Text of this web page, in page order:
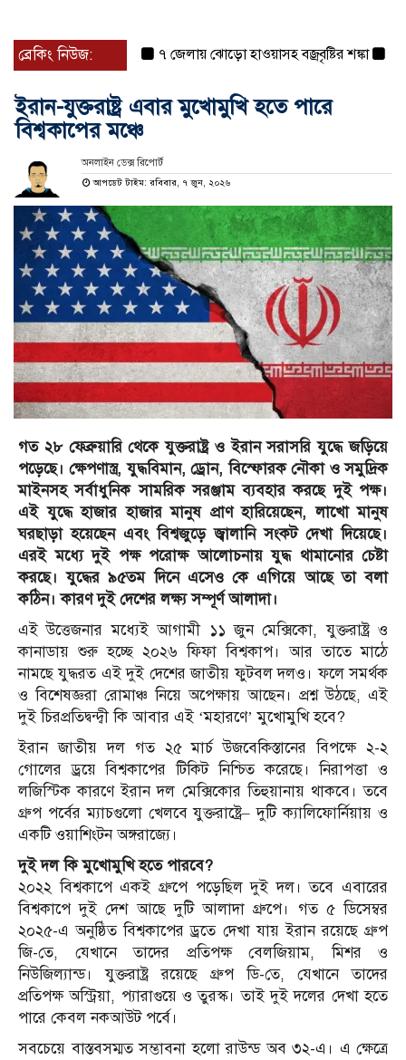
ব্রেকিং নিউজ: ৭ জেলায় ঝোড়ো হাওয়াসহ বজ্রবৃষ্টির শঙ্কা বগুড়া
ইরান-যুক্তরাষ্ট্র এবার মুখোমুখি হতে পারে
বিশ্বকাপের মঞ্চে
অনলাইন ডেক্স রিপোর্ট
আপডেট টাইম: রবিবার, ৭ জুন, ২০২৬
গত ২৮ ফেব্রুয়ারি থেকে যুক্তরাষ্ট্র ও ইরান সরাসরি যুদ্ধে জড়িয়ে
পড়েছে। ক্ষেপণাস্ত্র, যুদ্ধবিমান, ড্রোন, বিস্ফোরক নৌকা ও সমুদ্রিক
মাইনসহ সর্বাধুনিক সামরিক সরঞ্জাম ব্যবহার করছে দুই পক্ষ।
এই যুদ্ধে হাজার হাজার মানুষ প্রাণ হারিয়েছেন, লাখো মানুষ
ঘরছাড়া হয়েছেন এবং বিশ্বজুড়ে জ্বালানি সংকট দেখা দিয়েছে।
এরই মধ্যে দুই পক্ষ পরোক্ষ আলোচনায় যুদ্ধ থামানোর চেষ্টা
করছে। যুদ্ধের ৯৫তম দিনে এসেও কে এগিয়ে আছে তা বলা
কঠিন। কারণ দুই দেশের লক্ষ্য সম্পূর্ণ আলাদা।
এই উত্তেজনার মধ্যেই আগামী ১১ জুন মেক্সিকো, যুক্তরাষ্ট্র ও
কানাডায় শুরু হচ্ছে ২০২৬ ফিফা বিশ্বকাপ। আর তাতে মাঠে
নামছে যুদ্ধরত এই দুই দেশের জাতীয় ফুটবল দলও। ফলে সমর্থক
ও বিশেষজ্ঞরা রোমাঞ্চ নিয়ে অপেক্ষায় আছেন। প্রশ্ন উঠছে, এই
দুই চিরপ্রতিদ্বন্দ্বী কি আবার এই ‘মহারণে’ মুখোমুখি হবে?
ইরান জাতীয় দল গত ২৫ মার্চ উজবেকিস্তানের বিপক্ষে ২-২
গোলের ড্রয়ে বিশ্বকাপের টিকিট নিশ্চিত করেছে। নিরাপত্তা ও
লজিস্টিক কারণে ইরান দল মেক্সিকোর তিহুয়ানায় থাকবে। তবে
গ্রুপ পর্বের ম্যাচগুলো খেলবে যুক্তরাষ্ট্রে– দুটি ক্যালিফোর্নিয়ায় ও
একটি ওয়াশিংটন অঙ্গরাজ্যে।
দুই দল কি মুখোমুখি হতে পারবে?
২০২২ বিশ্বকাপে একই গ্রুপে পড়েছিল দুই দল। তবে এবারের
বিশ্বকাপে দুই দেশ আছে দুটি আলাদা গ্রুপে। গত ৫ ডিসেম্বর
২০২৫-এ অনুষ্ঠিত বিশ্বকাপের ড্রতে দেখা যায় ইরান রয়েছে গ্রুপ
জি-তে, যেখানে তাদের প্রতিপক্ষ বেলজিয়াম, মিশর ও
নিউজিল্যান্ড। যুক্তরাষ্ট্র রয়েছে গ্রুপ ডি-তে, যেখানে তাদের
প্রতিপক্ষ অস্ট্রিয়া, প্যারাগুয়ে ও তুরস্ক। তাই দুই দলের দেখা হতে
পারে কেবল নকআউট পর্বে।
সবচেয়ে বাস্তবসম্মত সম্ভাবনা হলো রাউন্ড অব ৩২-এ। এ ক্ষেত্রে